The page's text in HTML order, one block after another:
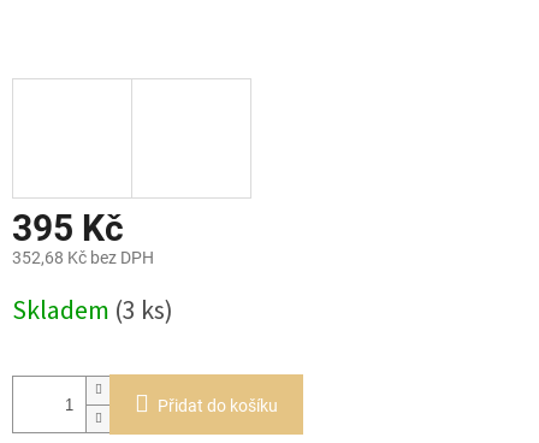
395 Kč
352,68 Kč bez DPH
cena:
Skladem (3 ks)
Přidat do košíku